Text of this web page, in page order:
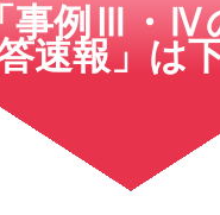
事例Ⅲ・Ⅳ
速報」は